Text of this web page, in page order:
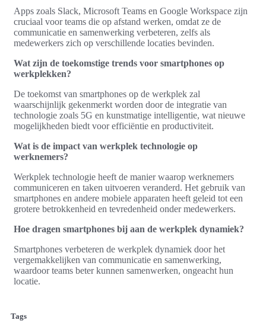
Apps zoals Slack, Microsoft Teams en Google Workspace zijn
cruciaal voor teams die op afstand werken, omdat ze de
communicatie en samenwerking verbeteren, zelfs als
medewerkers zich op verschillende locaties bevinden.
Wat zijn de toekomstige trends voor smartphones op
werkplekken?
De toekomst van smartphones op de werkplek zal
waarschijnlijk gekenmerkt worden door de integratie van
technologie zoals 5G en kunstmatige intelligentie, wat nieuwe
mogelijkheden biedt voor efficiëntie en productiviteit.
Wat is de impact van werkplek technologie op
werknemers?
Werkplek technologie heeft de manier waarop werknemers
communiceren en taken uitvoeren veranderd. Het gebruik van
smartphones en andere mobiele apparaten heeft geleid tot een
grotere betrokkenheid en tevredenheid onder medewerkers.
Hoe dragen smartphones bij aan de werkplek dynamiek?
Smartphones verbeteren de werkplek dynamiek door het
vergemakkelijken van communicatie en samenwerking,
waardoor teams beter kunnen samenwerken, ongeacht hun
locatie.
Tags